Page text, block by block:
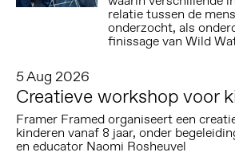
relatie tussen de
onderzocht, als
finissage van Wild
5 Aug 2026
Creatieve workshop voor
Framer Framed organiseert een
kinderen vanaf 8 jaar, onder
en educator Naomi Rosheuvel